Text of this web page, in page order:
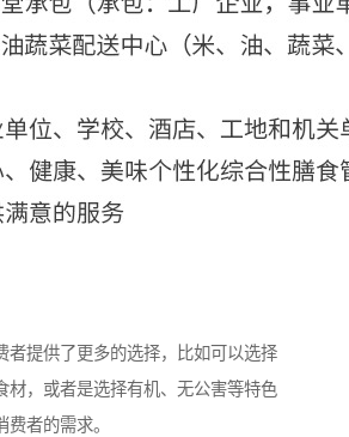
者提供了更多的选择，比如可以选择
材，或者是选择有机、无公害等特色
者的需求。